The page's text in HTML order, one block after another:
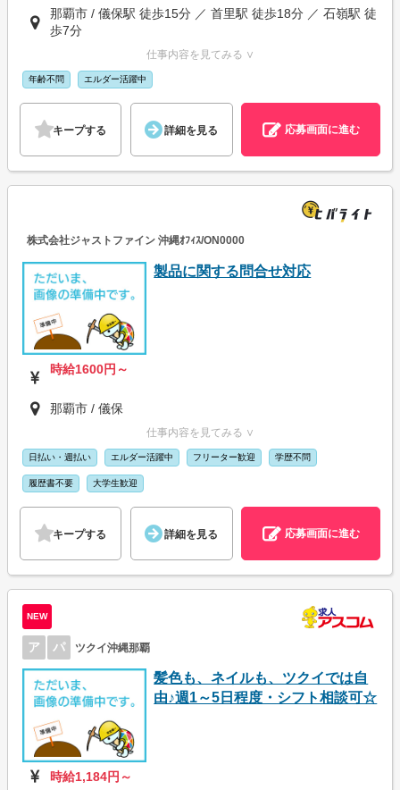
那覇市 / 儀保駅 徒歩15分 ／ 首里駅 徒歩18分 ／ 石嶺駅 徒
歩7分
仕事内容を見てみる ∨
年齢不問 エルダー活躍中
キープする 詳細を見る 応募画面に進む
株式会社ジャストファイン 沖縄ｵﾌｨｽ/ON0000
製品に関する問合せ対応
時給1600円～
那覇市 / 儀保
仕事内容を見てみる ∨
日払い・週払い エルダー活躍中 フリーター歓迎 学歴不問
履歴書不要 大学生歓迎
キープする 詳細を見る 応募画面に進む
NEW
ア パ ツクイ沖縄那覇
髪色も、ネイルも、ツクイでは自
由♪週1～5日程度・シフト相談可☆
時給1,184円～